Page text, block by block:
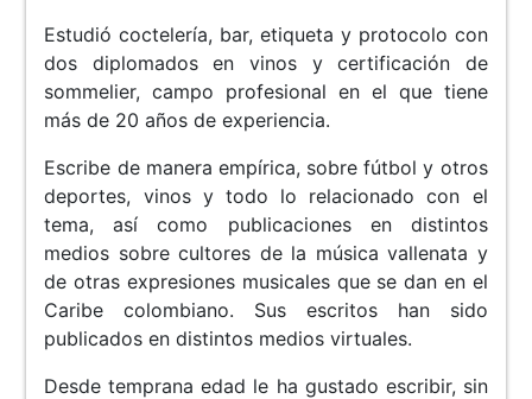
Estudió coctelería, bar, etiqueta y protocolo con
dos diplomados en vinos y certificación de
sommelier, campo profesional en el que tiene
más de 20 años de experiencia.
Escribe de manera empírica, sobre fútbol y otros
deportes, vinos y todo lo relacionado con el
tema, así como publicaciones en distintos
medios sobre cultores de la música vallenata y
de otras expresiones musicales que se dan en el
Caribe colombiano. Sus escritos han sido
publicados en distintos medios virtuales.
Desde temprana edad le ha gustado escribir, sin